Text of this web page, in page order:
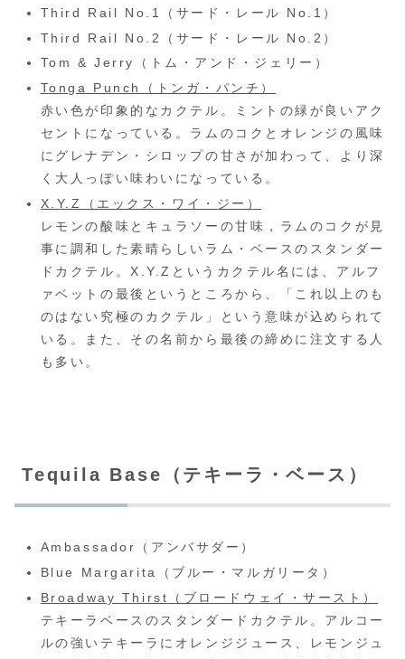
Third Rail No.1（サード・レール No.1）
Third Rail No.2（サード・レール No.2）
Tom & Jerry（トム・アンド・ジェリー）
Tonga Punch
（トンガ・パンチ）
赤い色が印象的なカクテル。ミントの緑が良いアク
セントになっている。ラムのコクとオレンジの風味
にグレナデン・シロップの甘さが加わって、より深
く大人っぽい味わいになっている。
X.Y.Z（エックス・ワイ・ジー）
レモンの酸味とキュラソーの甘味，ラムのコクが見
事に調和した素晴らしいラム・ベースのスタンダー
ドカクテル。X.Y.Zというカクテル名には、アルフ
ァベットの最後というところから、「これ以上のも
のはない究極のカクテル」という意味が込められて
いる。また、その名前から最後の締めに注文する人
も多い。
Tequila Base（テキーラ・ベース）
Ambassador（アンバサダー）
Blue Margarita（ブルー・マルガリータ）
Broadway Thirst
（ブロードウェイ・サースト）
テキーラベースのスタンダードカクテル。アルコー
ルの強いテキーラにオレンジジュース、レモンジュ